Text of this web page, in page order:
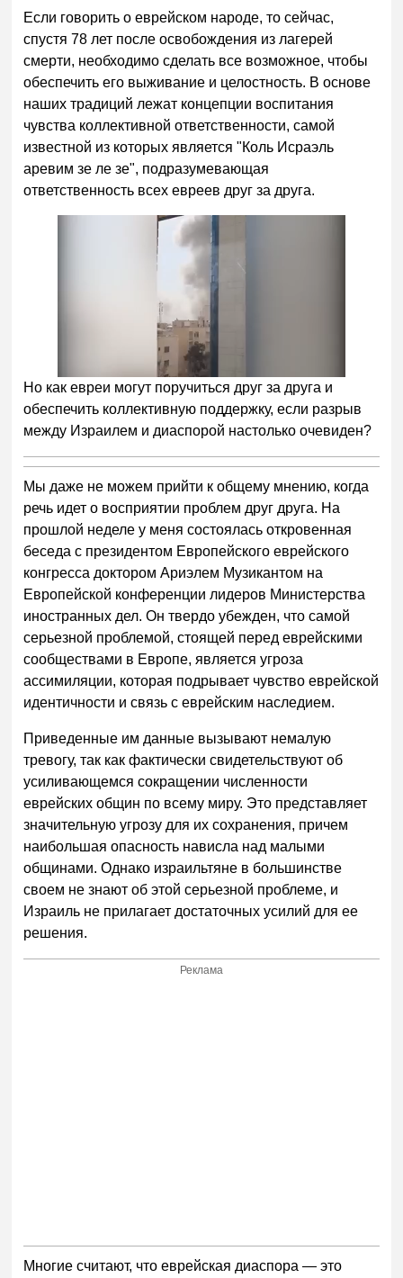
Если говорить о еврейском народе, то сейчас,
спустя 78 лет после освобождения из лагерей
смерти, необходимо сделать все возможное, чтобы
обеспечить его выживание и целостность. В основе
наших традиций лежат концепции воспитания
чувства коллективной ответственности, самой
известной из которых является "Коль Исраэль
аревим зе ле зе", подразумевающая
ответственность всех евреев друг за друга.
Но как евреи могут поручиться друг за друга и
обеспечить коллективную поддержку, если разрыв
между Израилем и диаспорой настолько очевиден?
Мы даже не можем прийти к общему мнению, когда
речь идет о восприятии проблем друг друга. На
прошлой неделе у меня состоялась откровенная
беседа с президентом Европейского еврейского
конгресса доктором Ариэлем Музикантом на
Европейской конференции лидеров Министерства
иностранных дел. Он твердо убежден, что самой
серьезной проблемой, стоящей перед еврейскими
сообществами в Европе, является угроза
ассимиляции, которая подрывает чувство еврейской
идентичности и связь с еврейским наследием.
Приведенные им данные вызывают немалую
тревогу, так как фактически свидетельствуют об
усиливающемся сокращении численности
еврейских общин по всему миру. Это представляет
значительную угрозу для их сохранения, причем
наибольшая опасность нависла над малыми
общинами. Однако израильтяне в большинстве
своем не знают об этой серьезной проблеме, и
Израиль не прилагает достаточных усилий для ее
решения.
Реклама
Многие считают, что еврейская диаспора — это